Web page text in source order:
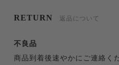
RETURN 返品について
不良品
商品到着後速やかにご連絡く